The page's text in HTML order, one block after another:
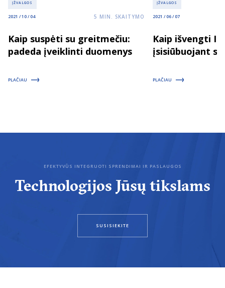
ĮŽVALGOS
2021 / 10 / 04 5 MIN. SKAITYMO
Kaip suspėti su greitmečiu:
padeda įveiklinti duomenys
PLAČIAU
ĮŽVALGOS
2021 / 06 / 07
Kaip išvengti
įsisiūbuojant
PLAČIAU
EFEKTYVŪS INTEGRUOTI SPRENDIMAI IR PASLAUGOS
Technologijos Jūsų tikslams
SUSISIEKITE